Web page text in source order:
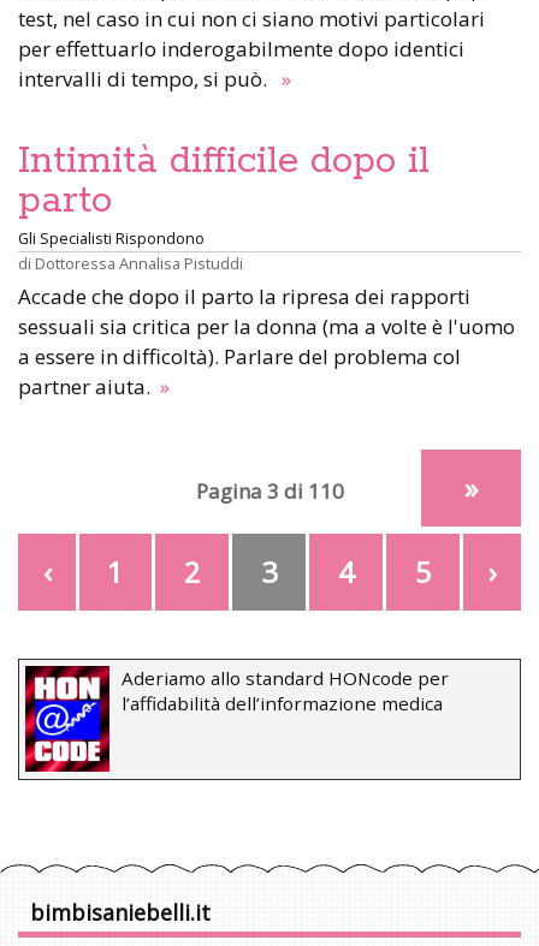
test, nel caso in cui non ci siano motivi particolari
per effettuarlo inderogabilmente dopo identici
intervalli di tempo, si può. »
Intimità difficile dopo il
parto
Gli Specialisti Rispondono
di Dottoressa Annalisa Pistuddi
Accade che dopo il parto la ripresa dei rapporti
sessuali sia critica per la donna (ma a volte è l'uomo
a essere in difficoltà). Parlare del problema col
partner aiuta. »
Pagina 3 di 110
‹ 1 2 3 4 5 ›
»
Aderiamo allo standard HONcode per
l’affidabilità dell’informazione medica
bimbisaniebelli.it